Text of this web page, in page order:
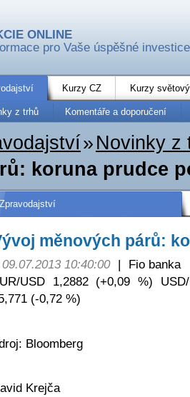
ONLINE
pro Vaše úspěšné investice
Kurzy CZ Kurzy
z trhů Komentáře a doporučení
» Novinky z
koruna prudce
Zpravodajství
měnových párů:
09.07.2013 10:40:00 |
Fio banka
USD 1,2882 (+0,09 %)
(-0,72 %)
Bloomberg
Krejča